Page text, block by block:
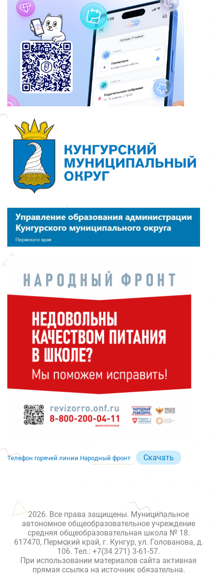
Телефон горячей линии Народный фронт Скачать
2026. Все права защищены. Муниципальное
автономное общеобразовательное учреждение
средняя общеобразовательная школа № 18.
617470, Пермский край, г. Кунгур, ул. Голованова, д.
106. Тел.: +7(34 271) 3-61-57.
При использовании материалов сайта активная
прямая ссылка на источник обязательна.